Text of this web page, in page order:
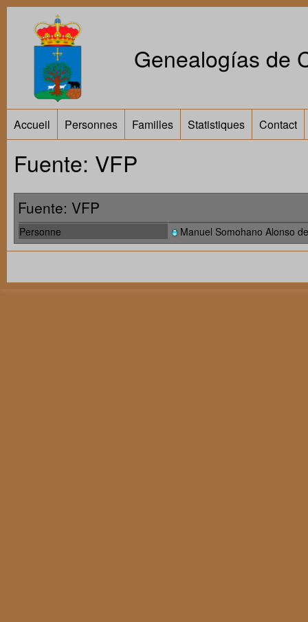
Genealogías de
Accueil Personnes Familles Statistiques Contact
Fuente: VFP
Fuente: VFP
Personne Manuel Somohano Alonso de